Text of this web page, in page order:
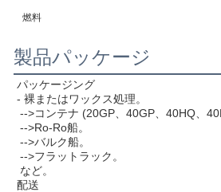
燃料
製品パッケージ
パッケージング
- 裸またはワックス処理。
-->コンテナ (20GP、40GP、40HQ、
-->Ro-Ro船。
-->バルク船。
-->フラットラック。
など。
配送